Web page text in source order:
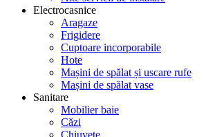
Electrocasnice
Aragaze
Frigidere
Cuptoare incorporabile
Hote
Mașini de spălat și uscare rufe
Mașini de spălat vase
Sanitare
Mobilier baie
Căzi
Chiuvete